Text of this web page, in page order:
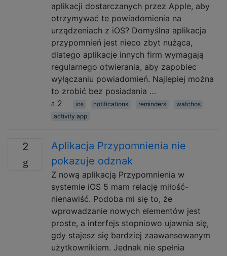
aplikacji dostarczanych przez Apple, aby
otrzymywać te powiadomienia na
urządzeniach z iOS? Domyślna aplikacja
przypomnień jest nieco zbyt nużąca,
dlatego aplikacje innych firm wymagają
regularnego otwierania, aby zapobiec
wyłączaniu powiadomień. Najlepiej można
to zrobić bez posiadania …
2
ios notifications reminders
watchos
activity.app
2
Aplikacja Przypomnienia nie
pokazuje odznak
Z nową aplikacją Przypomnienia w
systemie iOS 5 mam relację miłość-
nienawiść. Podoba mi się to, że
wprowadzanie nowych elementów jest
proste, a interfejs stopniowo ujawnia się,
gdy stajesz się bardziej zaawansowanym
użytkownikiem. Jednak nie spełnia